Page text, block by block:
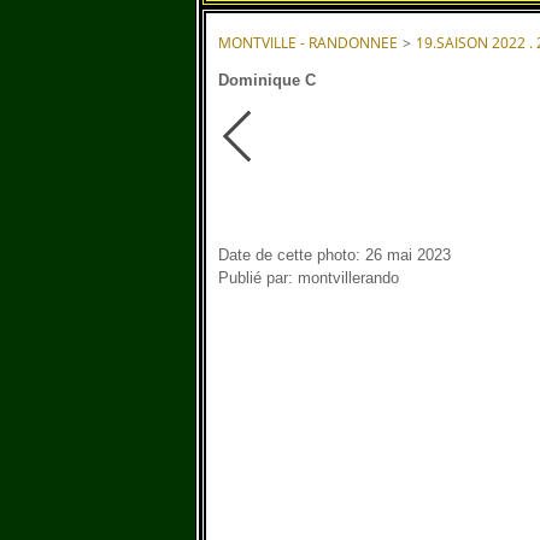
MONTVILLE - RANDONNEE > 19.SAISON 2022 .
Dominique C
Date de cette photo: 26 mai 2023
Publié par: montvillerando